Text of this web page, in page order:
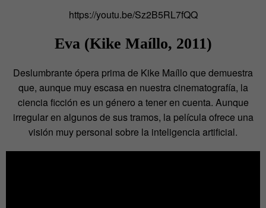
https://youtu.be/Sz2B5RL7fQQ
Eva (Kike Maíllo, 2011)
Deslumbrante ópera prima de Kike Maíllo que demuestra
que, aunque muy escasa en nuestra cinematografía, la
ciencia ficción es un género a tener en cuenta. Aunque
irregular en algunos de sus tramos, la película ofrece una
visión muy personal sobre la inteligencia artificial.